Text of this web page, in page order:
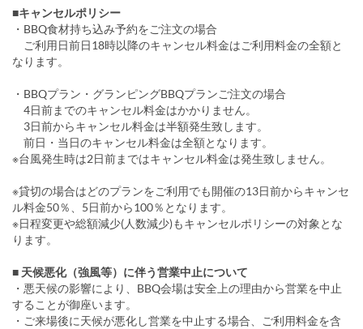
■キャンセルポリシー
・BBQ食材持ち込み予約をご注文の場合
ご利用日前日18時以降のキャンセル料金はご利用料金の全額と
なります。
・BBQプラン・グランピングBBQプランご注文の場合
4日前までのキャンセル料金はかかりません。
3日前からキャンセル料金は半額発生致します。
前日・当日のキャンセル料金は全額となります。
※台風発生時は2日前まではキャンセル料金は発生致しません。
※貸切の場合はどのプランをご利用でも開催の13日前からキャンセ
ル料金50％、5日前から100％となります。
※日程変更や総額減少(人数減少)もキャンセルポリシーの対象とな
ります。
■ 天候悪化（強風等）に伴う営業中止について
・悪天候の影響により、BBQ会場は安全上の理由から営業を中止
することが御座います。
・ご来場後に天候が悪化し営業を中止する場合、ご利用料金を含